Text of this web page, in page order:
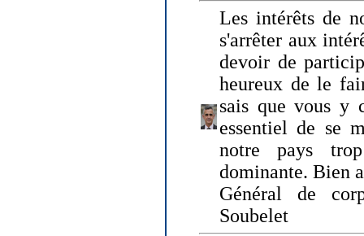
Les intérêts de
s'arrêter aux
devoir de
heureux de le
sais que vous y
essentiel de se
notre pays
dominante. Bien
Général de
Soubelet